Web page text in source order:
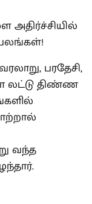
பரதேசி,
லட்டு திண்ண
வந்த